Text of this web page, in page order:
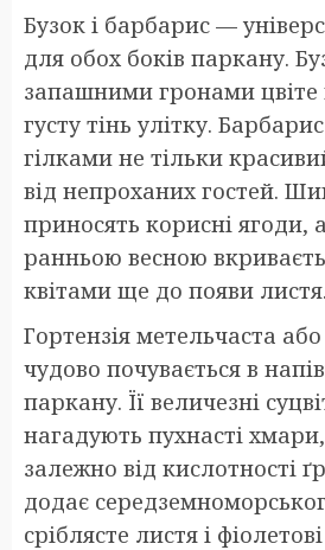
Бузок і барбарис —
для обох боків паркану.
запашними гронами цвіте
густу тінь улітку.
гілками не тільки
від непроханих гостей.
приносять корисні ягоди,
ранньою весною
квітами ще до появи листя.
Гортензія метельчаста
чудово почувається в
паркану. Її величезні
нагадують пухнасті
залежно від кислотності
додає
сріблясте листя і